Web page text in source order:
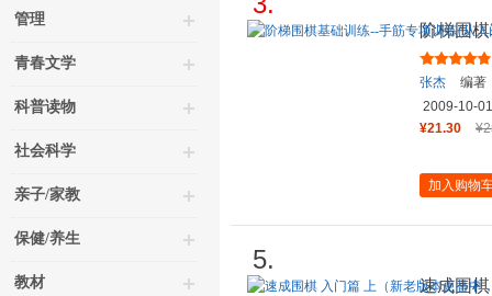
管理
青春文学
科普读物
社会科学
亲子/家教
保健/养生
教材
阶梯围
到10级)
张杰
编著
2009-10-01
¥21.30
加入购物
5.
速成围